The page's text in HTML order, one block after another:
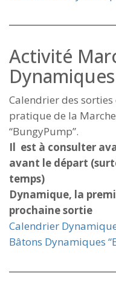
Activité
Calendrier des
pratique de la
“BungyPump”.
Il est à consulter
avant le départ
temps)
Dynamique, la
prochaine sortie
Calendrier
Bâtons Dynamiques